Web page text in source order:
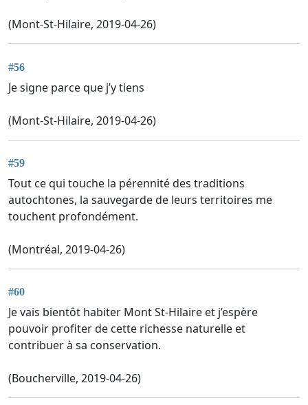
(Mont-St-Hilaire, 2019-04-26)
#56
Je signe parce que j’y tiens
(Mont-St-Hilaire, 2019-04-26)
#59
Tout ce qui touche la pérennité des traditions
autochtones, la sauvegarde de leurs territoires me
touchent profondément.
(Montréal, 2019-04-26)
#60
Je vais bientôt habiter Mont St-Hilaire et j’espère
pouvoir profiter de cette richesse naturelle et
contribuer à sa conservation.
(Boucherville, 2019-04-26)